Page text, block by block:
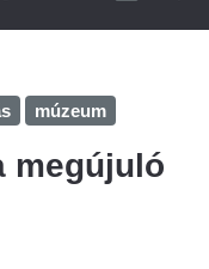
múzeum
megújuló